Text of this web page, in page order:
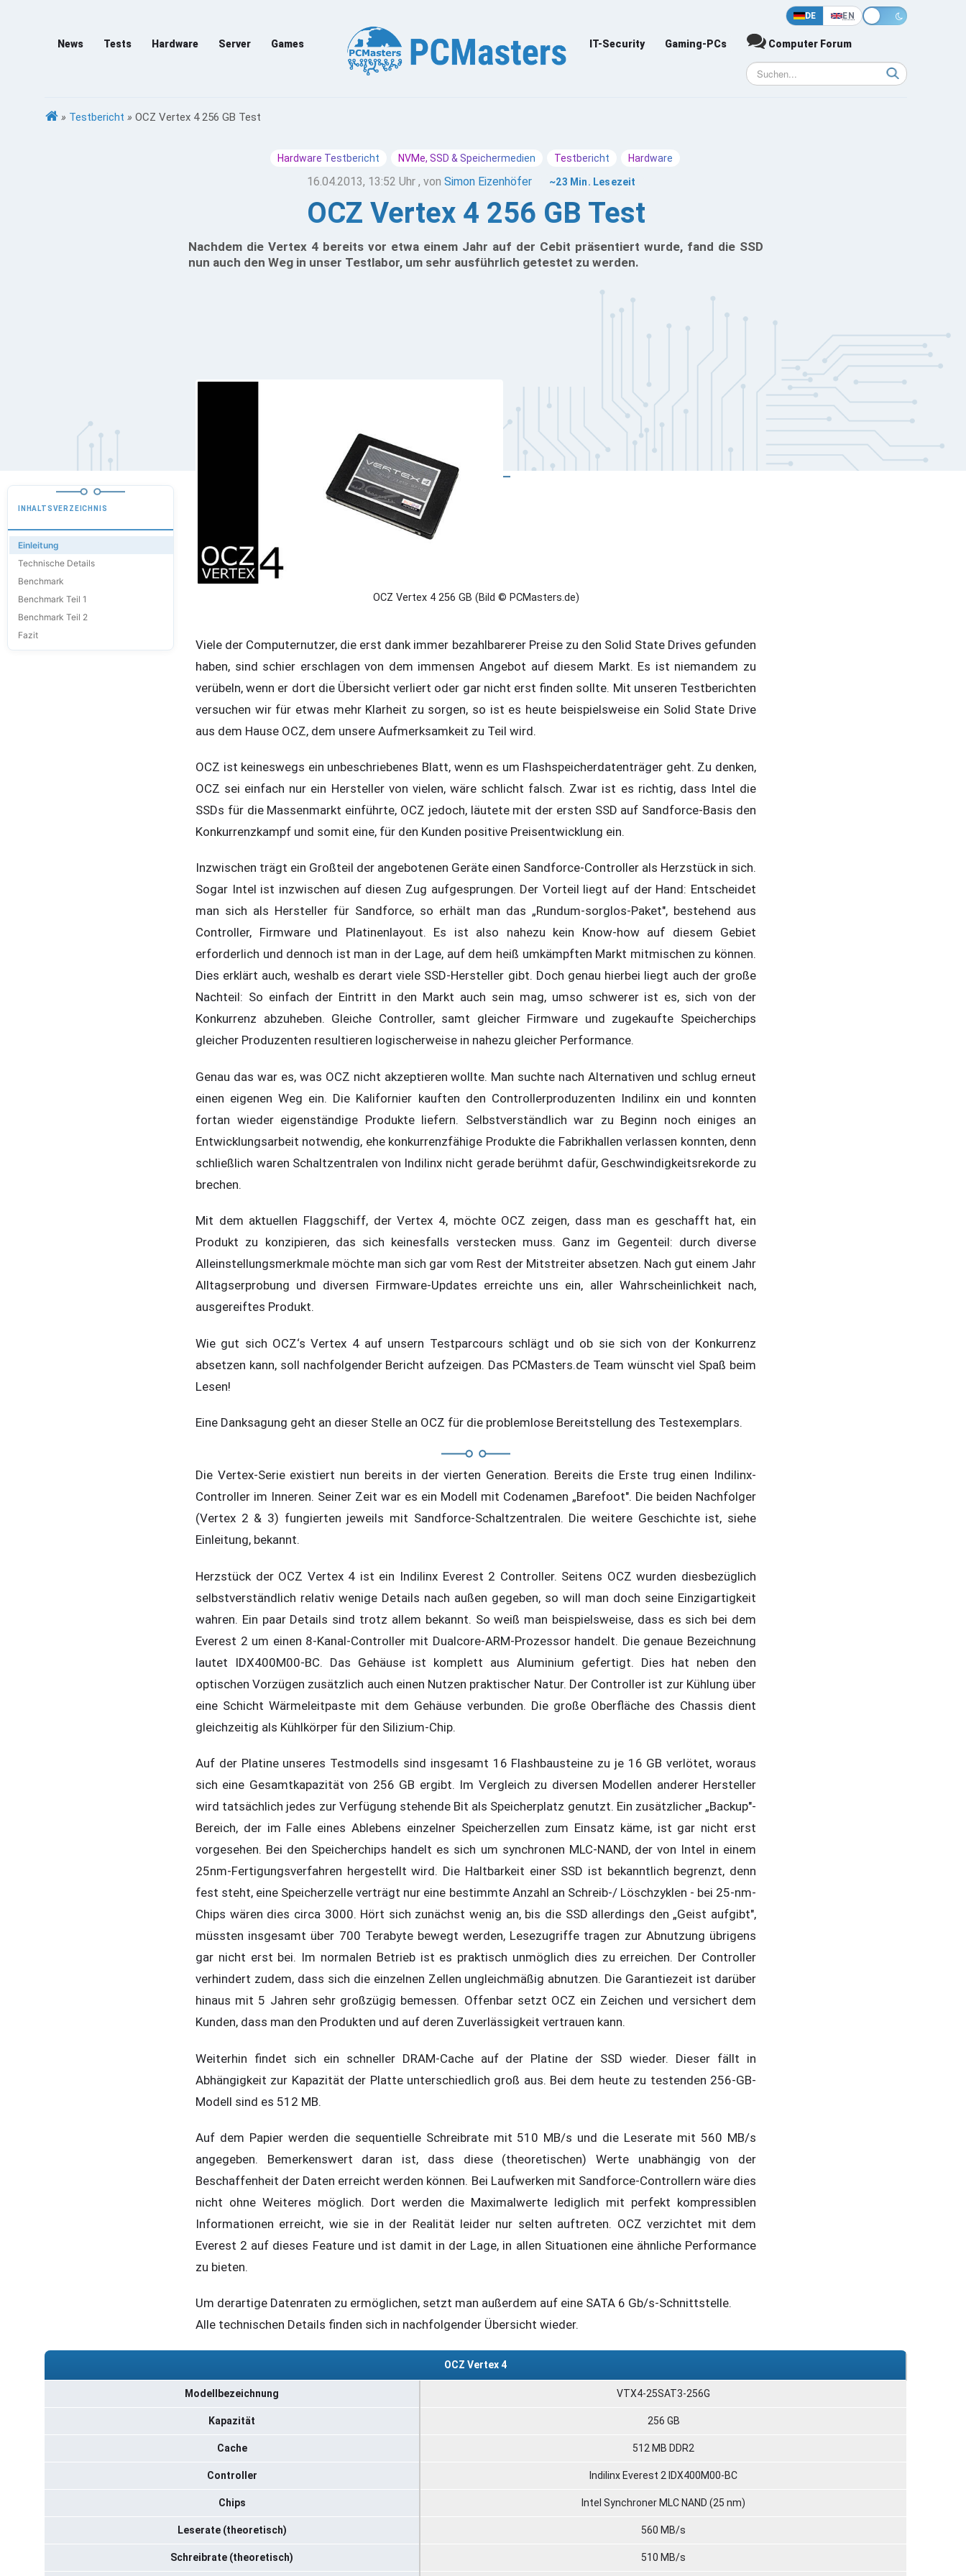
DE EN
News Tests Hardware Server Games IT-Security Gaming-PCs Computer Forum
» Testbericht » OCZ Vertex 4 256 GB Test
Hardware Testbericht NVMe, SSD & Speichermedien Testbericht Hardware
16.04.2013, 13:52 Uhr , vonSimon Eizenhöfer ~23 Min. Lesezeit
OCZ Vertex 4 256 GB Test
Nachdem die Vertex 4 bereits vor etwa einem Jahr auf der Cebit präsentiert wurde, fand die SSD
nun auch den Weg in unser Testlabor, um sehr ausführlich getestet zu werden.
INHALTSVERZEICHNIS
Einleitung
Technische Details
Benchmark
Benchmark Teil 1
Benchmark Teil 2
Fazit
OCZ Vertex 4 256 GB (Bild © PCMasters.de)
Viele der Computernutzer, die erst dank immer bezahlbarerer Preise zu den Solid State Drives gefunden
haben, sind schier erschlagen von dem immensen Angebot auf diesem Markt. Es ist niemandem zu
verübeln, wenn er dort die Übersicht verliert oder gar nicht erst finden sollte. Mit unseren Testberichten
versuchen wir für etwas mehr Klarheit zu sorgen, so ist es heute beispielsweise ein Solid State Drive
aus dem Hause OCZ, dem unsere Aufmerksamkeit zu Teil wird.
OCZ ist keineswegs ein unbeschriebenes Blatt, wenn es um Flashspeicherdatenträger geht. Zu denken,
OCZ sei einfach nur ein Hersteller von vielen, wäre schlicht falsch. Zwar ist es richtig, dass Intel die
SSDs für die Massenmarkt einführte, OCZ jedoch, läutete mit der ersten SSD auf Sandforce-Basis den
Konkurrenzkampf und somit eine, für den Kunden positive Preisentwicklung ein.
Inzwischen trägt ein Großteil der angebotenen Geräte einen Sandforce-Controller als Herzstück in sich.
Sogar Intel ist inzwischen auf diesen Zug aufgesprungen. Der Vorteil liegt auf der Hand: Entscheidet
man sich als Hersteller für Sandforce, so erhält man das „Rundum-sorglos-Paket", bestehend aus
Controller, Firmware und Platinenlayout. Es ist also nahezu kein Know-how auf diesem Gebiet
erforderlich und dennoch ist man in der Lage, auf dem heiß umkämpften Markt mitmischen zu können.
Dies erklärt auch, weshalb es derart viele SSD-Hersteller gibt. Doch genau hierbei liegt auch der große
Nachteil: So einfach der Eintritt in den Markt auch sein mag, umso schwerer ist es, sich von der
Konkurrenz abzuheben. Gleiche Controller, samt gleicher Firmware und zugekaufte Speicherchips
gleicher Produzenten resultieren logischerweise in nahezu gleicher Performance.
Genau das war es, was OCZ nicht akzeptieren wollte. Man suchte nach Alternativen und schlug erneut
einen eigenen Weg ein. Die Kalifornier kauften den Controllerproduzenten Indilinx ein und konnten
fortan wieder eigenständige Produkte liefern. Selbstverständlich war zu Beginn noch einiges an
Entwicklungsarbeit notwendig, ehe konkurrenzfähige Produkte die Fabrikhallen verlassen konnten, denn
schließlich waren Schaltzentralen von Indilinx nicht gerade berühmt dafür, Geschwindigkeitsrekorde zu
brechen.
Mit dem aktuellen Flaggschiff, der Vertex 4, möchte OCZ zeigen, dass man es geschafft hat, ein
Produkt zu konzipieren, das sich keinesfalls verstecken muss. Ganz im Gegenteil: durch diverse
Alleinstellungsmerkmale möchte man sich gar vom Rest der Mitstreiter absetzen. Nach gut einem Jahr
Alltagserprobung und diversen Firmware-Updates erreichte uns ein, aller Wahrscheinlichkeit nach,
ausgereiftes Produkt.
Wie gut sich OCZ‘s Vertex 4 auf unsern Testparcours schlägt und ob sie sich von der Konkurrenz
absetzen kann, soll nachfolgender Bericht aufzeigen. Das PCMasters.de Team wünscht viel Spaß beim
Lesen!
Eine Danksagung geht an dieser Stelle an OCZ für die problemlose Bereitstellung des Testexemplars.
Die Vertex-Serie existiert nun bereits in der vierten Generation. Bereits die Erste trug einen Indilinx-
Controller im Inneren. Seiner Zeit war es ein Modell mit Codenamen „Barefoot". Die beiden Nachfolger
(Vertex 2 & 3) fungierten jeweils mit Sandforce-Schaltzentralen. Die weitere Geschichte ist, siehe
Einleitung, bekannt.
Herzstück der OCZ Vertex 4 ist ein Indilinx Everest 2 Controller. Seitens OCZ wurden diesbezüglich
selbstverständlich relativ wenige Details nach außen gegeben, so will man doch seine Einzigartigkeit
wahren. Ein paar Details sind trotz allem bekannt. So weiß man beispielsweise, dass es sich bei dem
Everest 2 um einen 8-Kanal-Controller mit Dualcore-ARM-Prozessor handelt. Die genaue Bezeichnung
lautet IDX400M00-BC. Das Gehäuse ist komplett aus Aluminium gefertigt. Dies hat neben den
optischen Vorzügen zusätzlich auch einen Nutzen praktischer Natur. Der Controller ist zur Kühlung über
eine Schicht Wärmeleitpaste mit dem Gehäuse verbunden. Die große Oberfläche des Chassis dient
gleichzeitig als Kühlkörper für den Silizium-Chip.
Auf der Platine unseres Testmodells sind insgesamt 16 Flashbausteine zu je 16 GB verlötet, woraus
sich eine Gesamtkapazität von 256 GB ergibt. Im Vergleich zu diversen Modellen anderer Hersteller
wird tatsächlich jedes zur Verfügung stehende Bit als Speicherplatz genutzt. Ein zusätzlicher „Backup"-
Bereich, der im Falle eines Ablebens einzelner Speicherzellen zum Einsatz käme, ist gar nicht erst
vorgesehen. Bei den Speicherchips handelt es sich um synchronen MLC-NAND, der von Intel in einem
25nm-Fertigungsverfahren hergestellt wird. Die Haltbarkeit einer SSD ist bekanntlich begrenzt, denn
fest steht, eine Speicherzelle verträgt nur eine bestimmte Anzahl an Schreib-/ Löschzyklen - bei 25-nm-
Chips wären dies circa 3000. Hört sich zunächst wenig an, bis die SSD allerdings den „Geist aufgibt",
müssten insgesamt über 700 Terabyte bewegt werden, Lesezugriffe tragen zur Abnutzung übrigens
gar nicht erst bei. Im normalen Betrieb ist es praktisch unmöglich dies zu erreichen. Der Controller
verhindert zudem, dass sich die einzelnen Zellen ungleichmäßig abnutzen. Die Garantiezeit ist darüber
hinaus mit 5 Jahren sehr großzügig bemessen. Offenbar setzt OCZ ein Zeichen und versichert dem
Kunden, dass man den Produkten und auf deren Zuverlässigkeit vertrauen kann.
Weiterhin findet sich ein schneller DRAM-Cache auf der Platine der SSD wieder. Dieser fällt in
Abhängigkeit zur Kapazität der Platte unterschiedlich groß aus. Bei dem heute zu testenden 256-GB-
Modell sind es 512 MB.
Auf dem Papier werden die sequentielle Schreibrate mit 510 MB/s und die Leserate mit 560 MB/s
angegeben. Bemerkenswert daran ist, dass diese (theoretischen) Werte unabhängig von der
Beschaffenheit der Daten erreicht werden können. Bei Laufwerken mit Sandforce-Controllern wäre dies
nicht ohne Weiteres möglich. Dort werden die Maximalwerte lediglich mit perfekt kompressiblen
Informationen erreicht, wie sie in der Realität leider nur selten auftreten. OCZ verzichtet mit dem
Everest 2 auf dieses Feature und ist damit in der Lage, in allen Situationen eine ähnliche Performance
zu bieten.
Um derartige Datenraten zu ermöglichen, setzt man außerdem auf eine SATA 6 Gb/s-Schnittstelle.
Alle technischen Details finden sich in nachfolgender Übersicht wieder.
OCZ Vertex 4
Modellbezeichnung VTX4-25SAT3-256G
Kapazität 256 GB
Cache 512 MB DDR2
Controller Indilinx Everest 2 IDX400M00-BC
Chips Intel Synchroner MLC NAND (25 nm)
Leserate (theoretisch) 560 MB/s
Schreibrate (theoretisch) 510 MB/s